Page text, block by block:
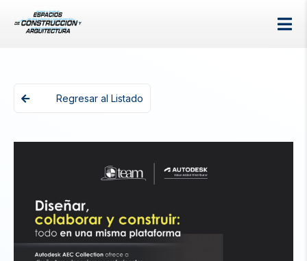
Regresar al Listado